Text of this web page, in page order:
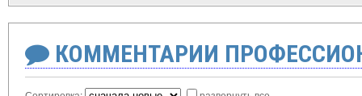
КОММЕНТАРИИ